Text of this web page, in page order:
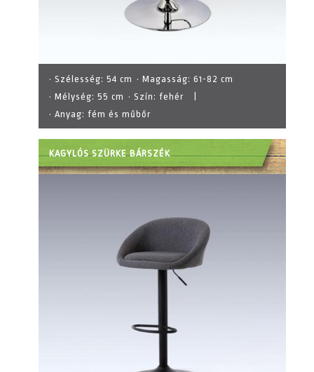
· Szélesség: 54 cm · Magasság: 61-82 cm
· Mélység: 55 cm · Szín: fehér
· Anyag: fém és műbőr
KAGYLÓS SZÜRKE BÁRSZÉK